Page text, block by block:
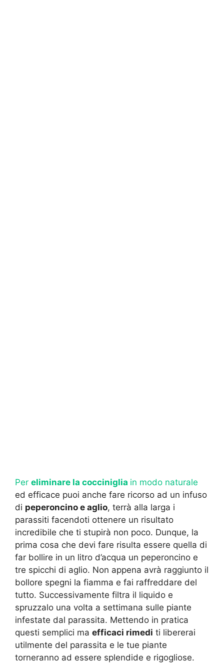
Per eliminare la cocciniglia in modo naturale
ed efficace puoi anche fare ricorso ad un infuso
di peperoncino e aglio, terrà alla larga i
parassiti facendoti ottenere un risultato
incredibile che ti stupirà non poco. Dunque, la
prima cosa che devi fare risulta essere quella di
far bollire in un litro d’acqua un peperoncino e
tre spicchi di aglio. Non appena avrà raggiunto il
bollore spegni la fiamma e fai raffreddare del
tutto. Successivamente filtra il liquido e
spruzzalo una volta a settimana sulle piante
infestate dal parassita. Mettendo in pratica
questi semplici ma efficaci rimedi ti libererai
utilmente del parassita e le tue piante
torneranno ad essere splendide e rigogliose.